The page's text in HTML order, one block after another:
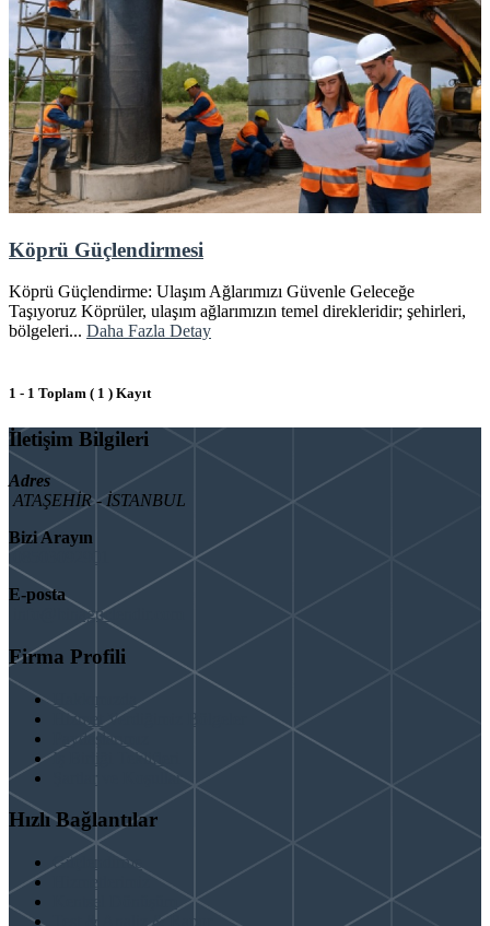
Köprü Güçlendirmesi
Köprü Güçlendirme: Ulaşım Ağlarımızı Güvenle Geleceğe
Taşıyoruz Köprüler, ulaşım ağlarımızın temel direkleridir; şehirleri,
bölgeleri... Daha Fazla Detay
1 - 1 Toplam ( 1 ) Kayıt
İletişim Bilgileri
Adres
ATAŞEHİR - İSTANBUL
Bizi Arayın
E-posta
info@binaguclendir.com
Firma Profili
Hakkımızda
Hizmet Verdiğimiz Bölgeler
Paydaşlarımız
İş Birliği Teklifleri
Şartlar ve Koşullar
Hızlı Bağlantılar
Güçlendirme
Hizmetlerimiz
Test & Analiz & Rapor